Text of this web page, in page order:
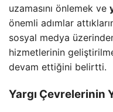
uzamasını önlemek ve
önemli adımlar
sosyal medya
hizmetlerinin
devam ettiğini belirtti.
Yargı Çevrelerinin